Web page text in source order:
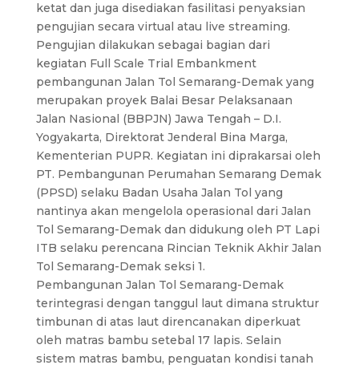
ketat dan juga disediakan fasilitasi penyaksian
pengujian secara virtual atau live streaming.
Pengujian dilakukan sebagai bagian dari
kegiatan Full Scale Trial Embankment
pembangunan Jalan Tol Semarang-Demak yang
merupakan proyek Balai Besar Pelaksanaan
Jalan Nasional (BBPJN) Jawa Tengah – D.I.
Yogyakarta, Direktorat Jenderal Bina Marga,
Kementerian PUPR. Kegiatan ini diprakarsai oleh
PT. Pembangunan Perumahan Semarang Demak
(PPSD) selaku Badan Usaha Jalan Tol yang
nantinya akan mengelola operasional dari Jalan
Tol Semarang-Demak dan didukung oleh PT Lapi
ITB selaku perencana Rincian Teknik Akhir Jalan
Tol Semarang-Demak seksi 1.
Pembangunan Jalan Tol Semarang-Demak
terintegrasi dengan tanggul laut dimana struktur
timbunan di atas laut direncanakan diperkuat
oleh matras bambu setebal 17 lapis. Selain
sistem matras bambu, penguatan kondisi tanah